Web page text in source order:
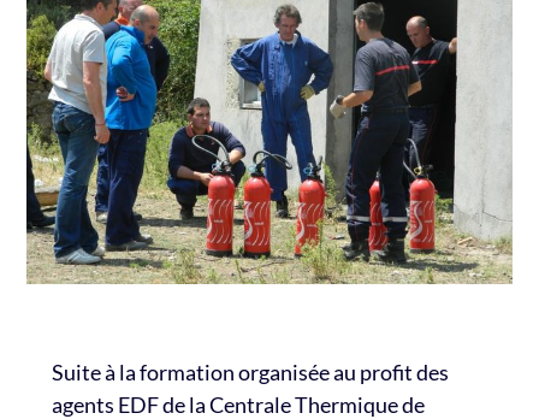
Suite à la formation organisée au profit des
agents EDF de la Centrale Thermique de